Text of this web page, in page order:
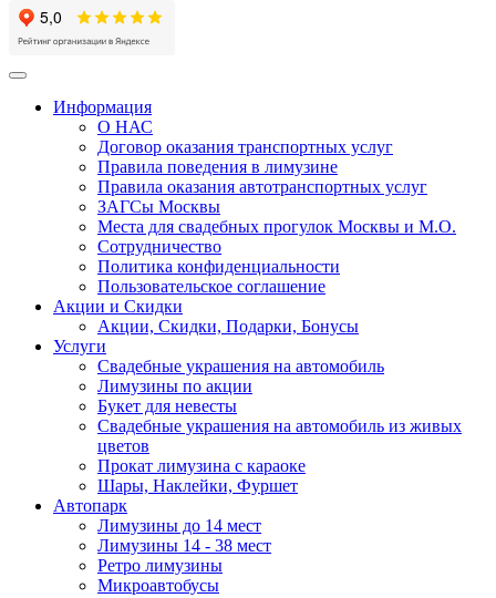
Toggle
navigationИнформация
О НАС
Договор оказания транспортных услуг
Правила поведения в лимузине
Правила оказания автотранспортных услуг
ЗАГСы Москвы
Места для свадебных прогулок Москвы и М.О.
Сотрудничество
Политика конфиденциальности
Пользовательское соглашение
Акции и Скидки
Акции, Скидки, Подарки, Бонусы
Услуги
Свадебные украшения на автомобиль
Лимузины по акции
Букет для невесты
Свадебные украшения на автомобиль из живых
цветов
Прокат лимузина с караоке
Шары, Наклейки, Фуршет
Автопарк
Лимузины до 14 мест
Лимузины 14 - 38 мест
Ретро лимузины
Микроавтобусы